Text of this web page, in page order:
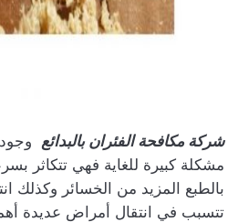
شركة مكافحة الفئران بالبدائع
مشكلة كبيرة للغاية فهي تتكاثر
بالطبع المزيد من الخسائر وكذلك
تتسبب في انتقال أمراض عديدة